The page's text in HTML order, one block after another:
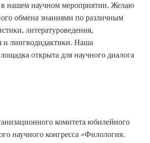
в нашем научном мероприятии. Желаю
обмена знаниями по различным
литературоведения,
и лингводидактики. Наша
открыта для научного диалога
комитета юбилейного
научного конгресса «Филология.